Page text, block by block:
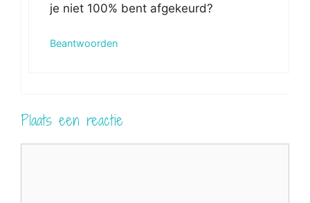
je niet 100% bent afgekeurd?
Beantwoorden
Plaats een reactie